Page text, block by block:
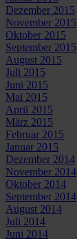
Dezember 2015
November 2015
Oktober 2015
September 2015
August 2015
Juli 2015
Juni 2015
Mai 2015
April 2015
März 2015
Februar 2015
Januar 2015
Dezember 2014
November 2014
Oktober 2014
September 2014
August 2014
Juli 2014
Juni 2014